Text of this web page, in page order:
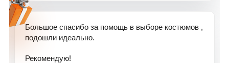
Большое спасибо за помощь в выборе костюмов ,
подошли идеально.
Рекомендую!